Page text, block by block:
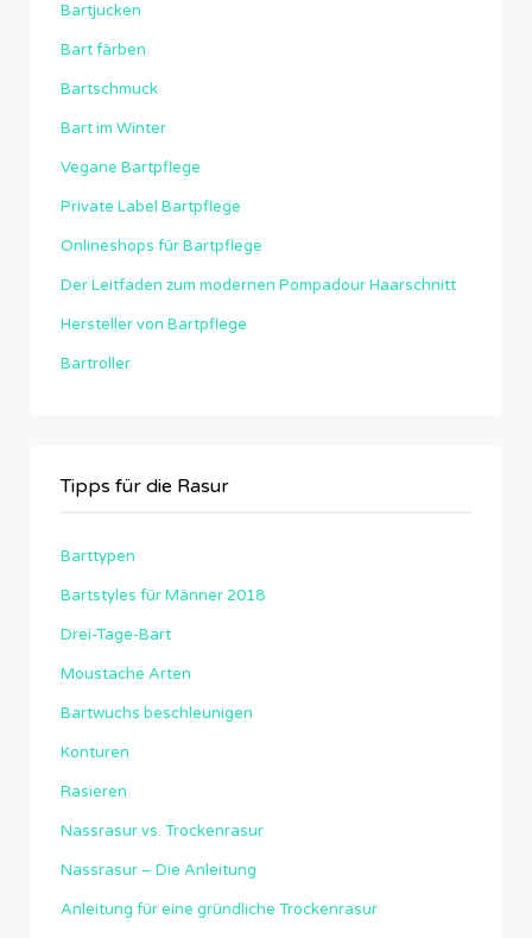
Bartjucken
Bart färben
Bartschmuck
Bart im Winter
Vegane Bartpflege
Private Label Bartpflege
Onlineshops für Bartpflege
Der Leitfaden zum modernen Pompadour Haarschnitt
Hersteller von Bartpflege
Bartroller
Tipps für die Rasur
Barttypen
Bartstyles für Männer 2018
Drei-Tage-Bart
Moustache Arten
Bartwuchs beschleunigen
Konturen
Rasieren
Nassrasur vs. Trockenrasur
Nassrasur – Die Anleitung
Anleitung für eine gründliche Trockenrasur